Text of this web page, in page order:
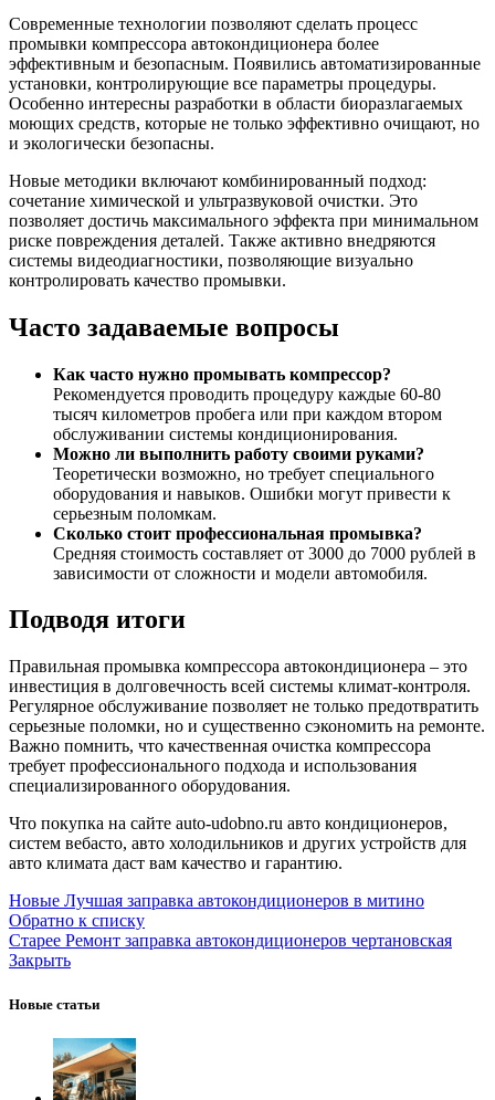
Современные технологии позволяют сделать процесс
промывки компрессора автокондиционера более
эффективным и безопасным. Появились автоматизированные
установки, контролирующие все параметры процедуры.
Особенно интересны разработки в области биоразлагаемых
моющих средств, которые не только эффективно очищают, но
и экологически безопасны.
Новые методики включают комбинированный подход:
сочетание химической и ультразвуковой очистки. Это
позволяет достичь максимального эффекта при минимальном
риске повреждения деталей. Также активно внедряются
системы видеодиагностики, позволяющие визуально
контролировать качество промывки.
Часто задаваемые вопросы
Как часто нужно промывать компрессор?
Рекомендуется проводить процедуру каждые 60-80
тысяч километров пробега или при каждом втором
обслуживании системы кондиционирования.
Можно ли выполнить работу своими руками?
Теоретически возможно, но требует специального
оборудования и навыков. Ошибки могут привести к
серьезным поломкам.
Сколько стоит профессиональная промывка?
Средняя стоимость составляет от 3000 до 7000 рублей в
зависимости от сложности и модели автомобиля.
Подводя итоги
Правильная промывка компрессора автокондиционера – это
инвестиция в долговечность всей системы климат-контроля.
Регулярное обслуживание позволяет не только предотвратить
серьезные поломки, но и существенно сэкономить на ремонте.
Важно помнить, что качественная очистка компрессора
требует профессионального подхода и использования
специализированного оборудования.
Что покупка на сайте auto-udobno.ru авто кондиционеров,
систем вебасто, авто холодильников и других устройств для
авто климата даст вам качество и гарантию.
Новые Лучшая заправка автокондиционеров в митино
Обратно к списку
Старее Ремонт заправка автокондиционеров чертановская
Закрыть
Новые статьи